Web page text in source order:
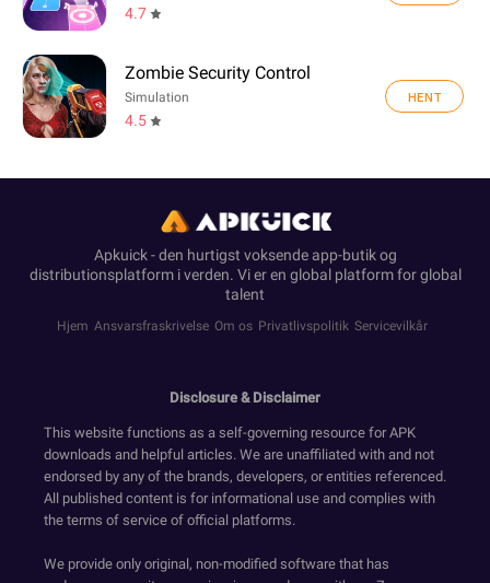
4.7
Zombie Security Control
Simulation
4.5
HENT
Apkuick - den hurtigst voksende app-butik og
distributionsplatform i verden. Vi er en global platform for global
talent
Hjem Ansvarsfraskrivelse Om os Privatlivspolitik Servicevilkår
Disclosure & Disclaimer
This website functions as a self-governing resource for APK
downloads and helpful articles. We are unaffiliated with and not
endorsed by any of the brands, developers, or entities referenced.
All published content is for informational use and complies with
the terms of service of official platforms.
We provide only original, non-modified software that has